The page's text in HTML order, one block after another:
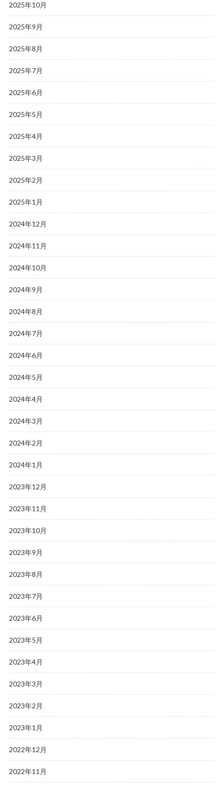
2025年10月
2025年9月
2025年8月
2025年7月
2025年6月
2025年5月
2025年4月
2025年3月
2025年2月
2025年1月
2024年12月
2024年11月
2024年10月
2024年9月
2024年8月
2024年7月
2024年6月
2024年5月
2024年4月
2024年3月
2024年2月
2024年1月
2023年12月
2023年11月
2023年10月
2023年9月
2023年8月
2023年7月
2023年6月
2023年5月
2023年4月
2023年3月
2023年2月
2023年1月
2022年12月
2022年11月